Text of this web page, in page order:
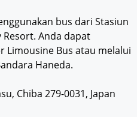
bus dari Stasiun
Anda dapat
Limousine Bus atau melalui
Haneda.
Chiba 279-0031, Japan